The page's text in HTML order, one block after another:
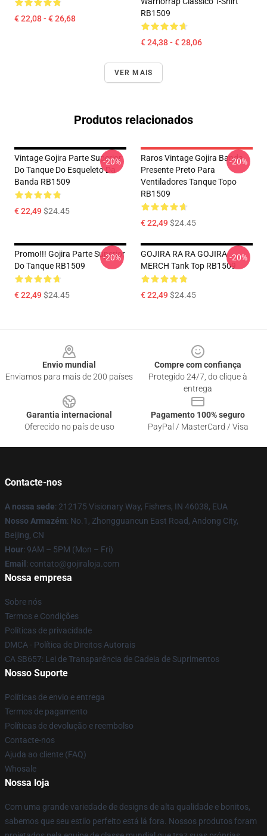
€ 22,08 - € 26,68
RB1509
€ 24,38 - € 28,06
VER MAIS
Produtos relacionados
Vintage Gojira Parte Superior
Do Tanque Do Esqueleto Da
Banda RB1509
€ 22,49$24.45
-20%
Raros Vintage Gojira Banda
Presente Preto Para
Ventiladores Tanque Topo
RB1509
€ 22,49$24.45
-20%
Promo!!! Gojira Parte Superior
Do Tanque RB1509
€ 22,49$24.45
-20%
GOJIRA RA RA GOJIRA
MERCH Tank Top RB1509
€ 22,49$24.45
-20%
Envio mundial
Enviamos para mais de 200 países
Compre com confiança
Protegido 24/7, do clique à
entrega
Garantia internacional
Oferecido no país de uso
Pagamento 100% seguro
PayPal / MasterCard / Visa
Contacte-nos
A nossa sede: 212175 Visionary Way, Fishers, IN 46038, EUA
Nosso Armazém: No.1, Zhongguancun East Road, Andong City,
Beijing, CN
Hour: 9AM – 5PM (Mon – Fri)
Email : contato@gojiraloja.com
Nossa empresa
Sobre nós
Termos e Condições
Políticas de privacidade
DMCA - Política de Direitos Autorais
CA SB657: Lei de Transparência de Cadeia de Suprimentos
Nosso Suporte
Políticas de envio e entrega
Termos de pagamento
Políticas de devolução e reembolso
Contacte-nos
Ajuda ao cliente (FAQ)
Whosale
Nossa loja
Com uma grande variedade de designs de alta qualidade e bonitos,
sabemos que seu estilo perfeito está lá fora. Nossos produtos foram